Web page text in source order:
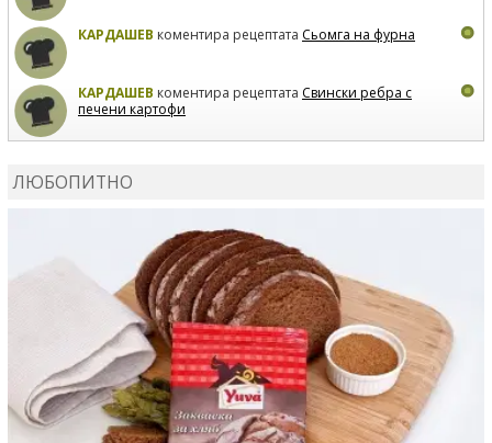
КАРДАШЕВ коментира рецептата Сьомга на фурна
КАРДАШЕВ коментира рецептата Свински ребра с
печени картофи
ЛЮБОПИТНО